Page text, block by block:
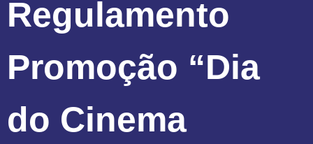
Regulamento
Promoção “Dia
do Cinema